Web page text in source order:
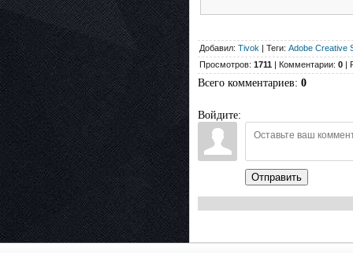
Добавил: Tivok | Теги: Adobe Creative
Просмотров: 1711 | Комментарии: 0 |
Всего комментариев: 0
Войдите:
Отправить